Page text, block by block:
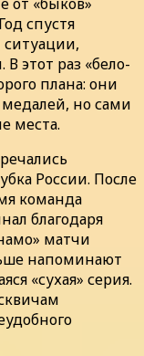
спустя
ситуации,
этот раз «бело-
плана: они
но сами
места.
России. После
команда
благодаря
матчи
напоминают
«сухая» серия.